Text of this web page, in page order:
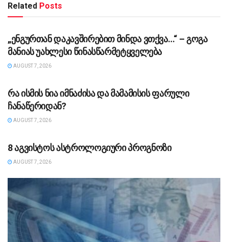
Related Posts
ᲡᲐᲖᲝᲒᲐᲓᲝᲔᲑᲐ
„ენგურთან დაკავშირებით მინდა ვთქვა…“ – გოგა
მანიას უახლესი წინასწარმეტყველება
AUGUST 7, 2026
რა ისმის ნია იმნაძისა და მამამისის ფარული
ჩანაწერიდან?
AUGUST 7, 2026
8 აგვისტოს ასტროლოგიური პროგნოზი
AUGUST 7, 2026